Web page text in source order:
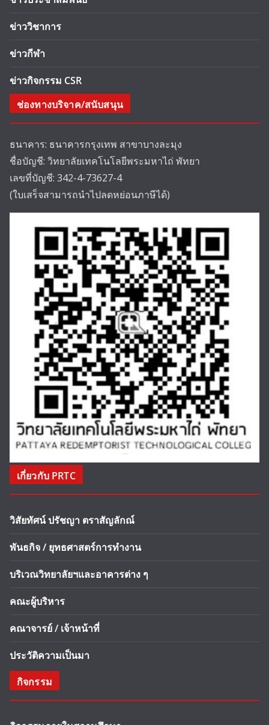
ข่าววิชาการ
ข่าวกีฬา
ข่าวกิจกรรม CSR
ช่องทางบริจาค/สนับสนุน
ธนาคาร: ธนาคารกรุงเทพ สาขาบางละมุง
ชื่อบัญชี: วิทยาลัยเทคโนโลยีพระมหาไถ่ พัทยา
เลขที่บัญชี: 342-4-73627-4
(ใบเสร็จสามารถนำไปลดหย่อนภาษีได้)
เกี่ยวกับ PRTC
วิสัยทัศน์ ปรัชญา ตราสัญลักณ์
พันธกิจ / ยุทธศาสตร์การทำงาน
บริเวณวิทยาลัยฯและอาคารต่าง ๆ
คณะผู้บริหาร
คณาจารย์ / เจ้าหน้าที่
ประวัติความเป็นมา
กิจกรรม